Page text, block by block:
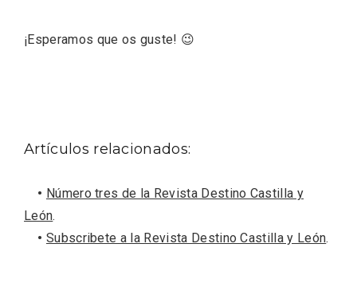
¡Esperamos que os guste! 😉
Artículos relacionados:
• Número tres de la Revista Destino Castilla y
León.
• Subscribete a la Revista Destino Castilla y León.
El Espinar, un pueblo oculto de la Sierra